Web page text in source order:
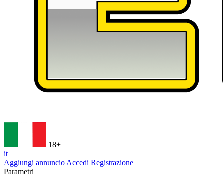
18+
it
Aggiungi annuncio Accedi Registrazione
Parametri